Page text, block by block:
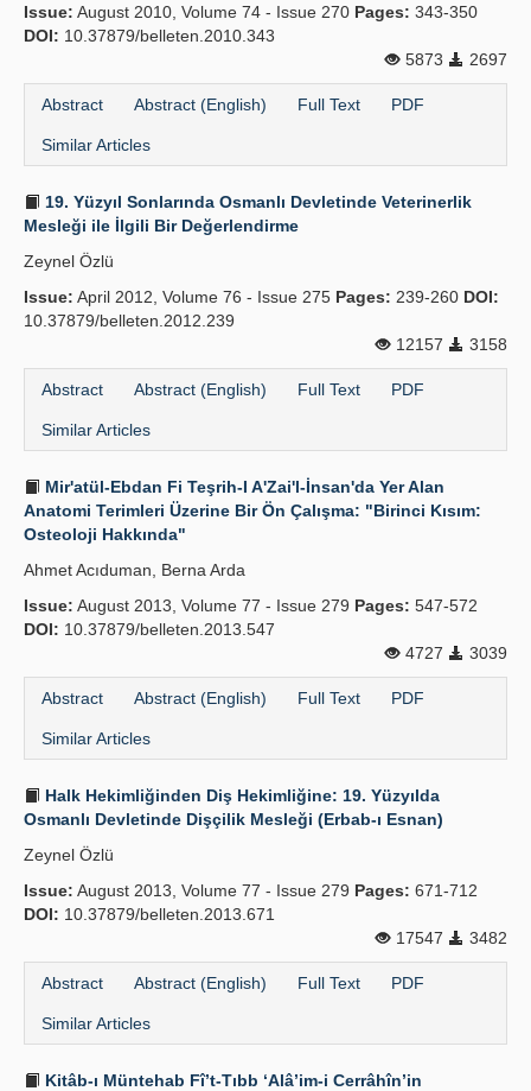
Publication Policies
Issue: August 2010, Volume 74 - Issue 270 Pages: 343-350
DOI: 10.37879/belleten.2010.343
5873
2697
Abstract Abstract (English) Full Text PDF
Similar Articles
19. Yüzyıl Sonlarında Osmanlı Devletinde Veteriner­lik
Mesleği ile İlgili Bir Değerlendirme
Zeynel Özlü
Issue: April 2012, Volume 76 - Issue 275 Pages: 239-260 DOI:
10.37879/belleten.2012.239
12157
3158
Abstract Abstract (English) Full Text PDF
Similar Articles
Mir'atül-Ebdan Fi Teşrih-I A'Zai'l-İnsan'da Yer Alan
Anatomi Terimleri Üzerine Bir Ön Çalışma: "Birinci Kısım:
Osteoloji Hakkında"
Ahmet Acıduman, Berna Arda
Issue: August 2013, Volume 77 - Issue 279 Pages: 547-572
DOI: 10.37879/belleten.2013.547
4727
3039
Abstract Abstract (English) Full Text PDF
Similar Articles
Halk Hekimliğinden Diş Hekimliğine: 19. Yüzyılda
Osmanlı Devletinde Dişçilik Mesleği (Erbab-ı Esnan)
Zeynel Özlü
Issue: August 2013, Volume 77 - Issue 279 Pages: 671-712
DOI: 10.37879/belleten.2013.671
17547
3482
Abstract Abstract (English) Full Text PDF
Similar Articles
Kitâb-ı Müntehab Fî’t-Tıbb ‘Alâ’im-i Cerrâhîn’in